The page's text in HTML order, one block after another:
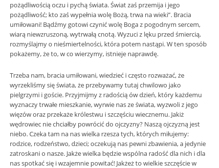
pożądliwością oczu i pychą świata. Świat zaś przemija i jego
pożądliwość; kto zaś wypełnia wolę Bożą, trwa na wieki”. Bracia
umiłowani! Bądźmy gotowi czynić wolę Boga z pogodnym sercem,
wiarą niewzruszoną, wytrwałą cnotą. Wyzuci z lęku przed śmiercią,
rozmyślajmy o nieśmiertelności, która potem nastąpi. W ten sposób
pokażemy, że to, w co wierzymy, istnieje naprawdę.
Trzeba nam, bracia umiłowani, wiedzieć i często rozważać, że
wyrzekliśmy się świata, że przebywamy tutaj chwilowo jako
pielgrzymi i goście. Przyjmijmy z radością ów dzień, który każdemu
wyznaczy trwałe mieszkanie, wyrwie nas ze świata, wyzwoli z jego
więzów oraz przekaże królestwu i szczęściu wiecznemu. Jakiż
wędrowiec nie chciałby powrócić do ojczyzny? Naszą ojczyzną jest
niebo. Czeka tam na nas wielka rzesza tych, których miłujemy:
rodzice, rodzeństwo, dzieci; oczekują nas pewni zbawienia, a jedynie
zatroskani o nasze. Jakże wielka będzie wspólna radość dla nich i dla
nas spotkać się i wzajemnie powitać! Jakżeż to wielkie szczęście w